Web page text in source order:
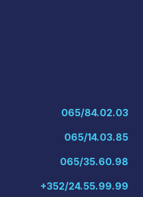
065/84.02.03
065/14.03.85
065/35.60.98
+352/24.55.99.99